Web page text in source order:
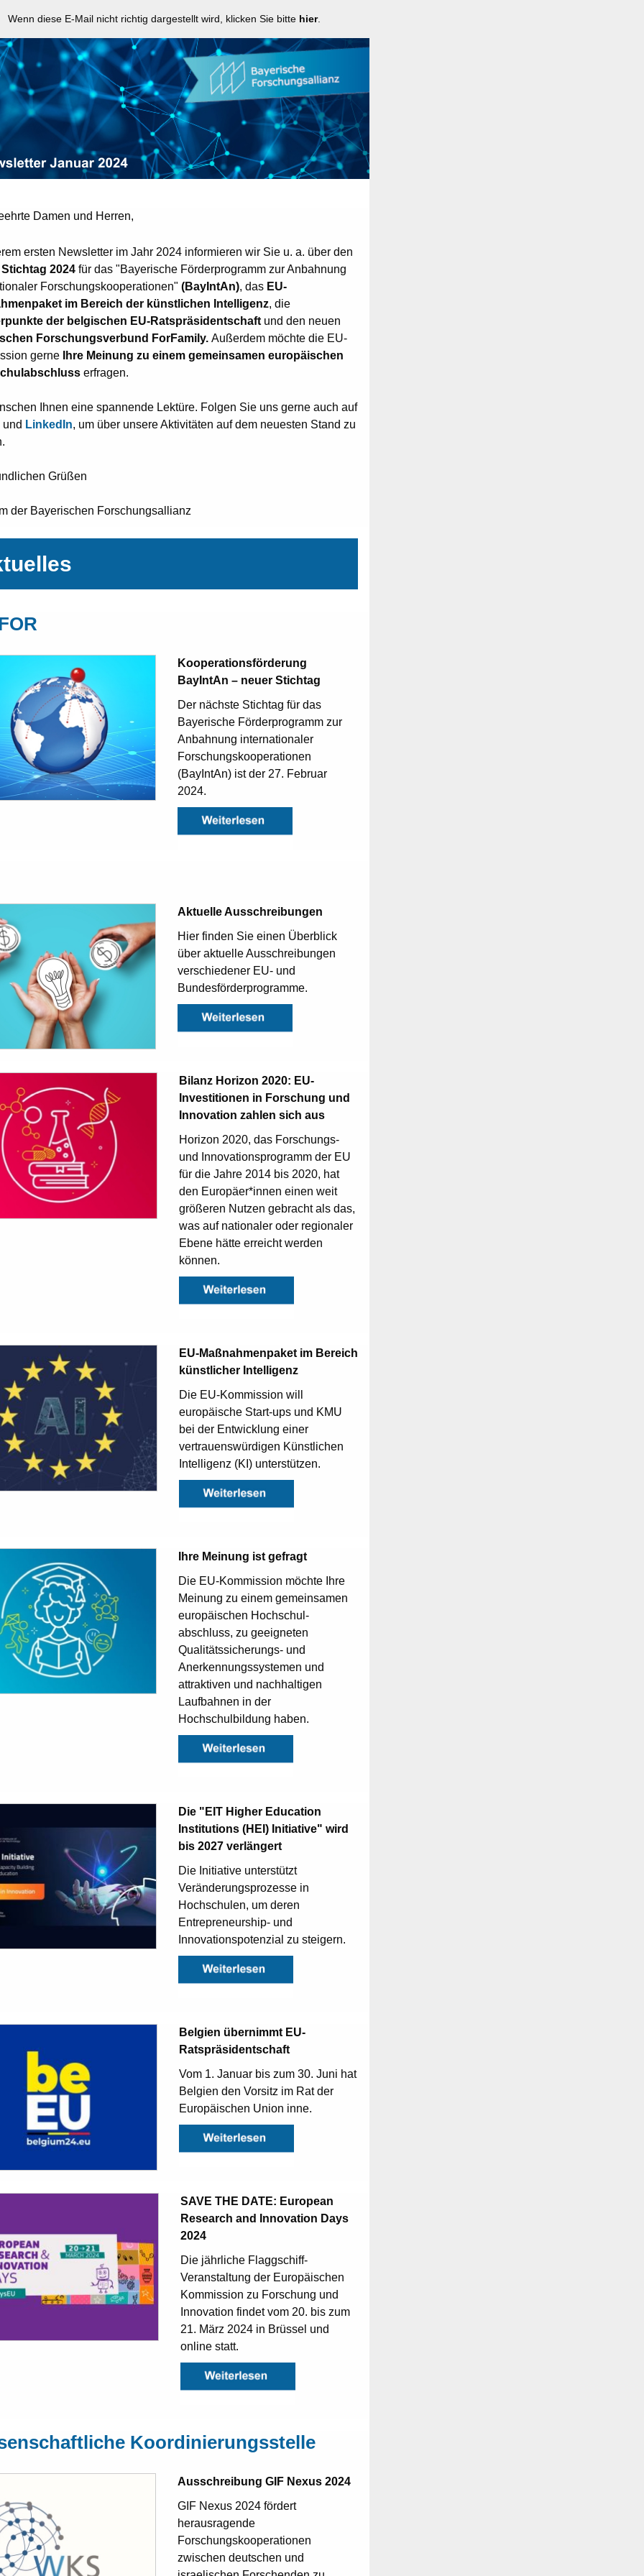
Wenn diese E-Mail nicht richtig dargestellt wird, klicken Sie bitte hier.
Damen und Herren,
ersten Newsletter im Jahr 2024 informieren wir Sie u. a. über den
Stichtag 2024 für das "Bayerische Förderprogramm zur Anbahnung
Forschungskooperationen" (BayIntAn), das EU-
im Bereich der künstlichen Intelligenz, die
der belgischen EU-Ratspräsidentschaft und den neuen
Forschungsverbund ForFamily. Außerdem möchte die EU-
gerne
Ihre Meinung zu einem gemeinsamen europäischen
erfragen.
Ihnen eine spannende Lektüre. Folgen Sie uns gerne auch auf
und LinkedIn, um über unsere Aktivitäten auf dem neuesten Stand zu
Grüßen
der Bayerischen Forschungsallianz
Kooperationsförderung
BayIntAn – neuer Stichtag
Der nächste Stichtag für das
Bayerische Förderprogramm zur
Anbahnung internationaler
Forschungs­kooperationen
(BayIntAn) ist der 27. Februar
2024.
Aktuelle Ausschreibungen
Hier finden Sie einen Überblick
über aktuelle Ausschreibungen
verschiedener EU- und
Bundesförderprogramme.
Bilanz Horizon 2020: EU-
Investitionen in Forschung und
Innovation zahlen sich aus
Horizon 2020, das Forschungs-
und Innovationsprogramm der EU
für die Jahre 2014 bis 2020, hat
den Europäer*innen einen weit
größeren Nutzen gebracht als das,
was auf nationaler oder regionaler
Ebene hätte erreicht werden
können.
EU-Maßnahmenpaket im Bereich
künstlicher Intelligenz
Die EU-Kommission will
europäische Start-ups und KMU
bei der Entwicklung einer
vertrauenswürdigen Künstlichen
Intelligenz (KI) unterstützen.
Ihre Meinung ist gefragt
Die EU-Kommission möchte Ihre
Meinung zu einem gemeinsamen
europäischen Hochschul-
abschluss, zu geeigneten
Qualitätssicherungs- und
Anerkennungssystemen und
attraktiven und nachhaltigen
Laufbahnen in der
Hochschulbildung haben.
Die "EIT Higher Education
Institutions (HEI) Initiative" wird
bis 2027 verlängert
Die Initiative unterstützt
Veränderungsprozesse in
Hochschulen, um deren
Entrepreneurship- und
Innovationspotenzial zu steigern.
Belgien übernimmt EU-
Ratspräsidentschaft
Vom 1. Januar bis zum 30. Juni hat
Belgien den Vorsitz im Rat der
Europäischen Union inne.
SAVE THE DATE: European
Research and Innovation Days
2024
Die jährliche Flaggschiff-
Veranstaltung der Europäischen
Kommission zu Forschung und
Innovation findet vom 20. bis zum
21. März 2024 in Brüssel und
online statt.
Koordinierungsstelle
Ausschreibung GIF Nexus 2024
GIF Nexus 2024 fördert
herausragende
Forschungskooperationen
zwischen deutschen und